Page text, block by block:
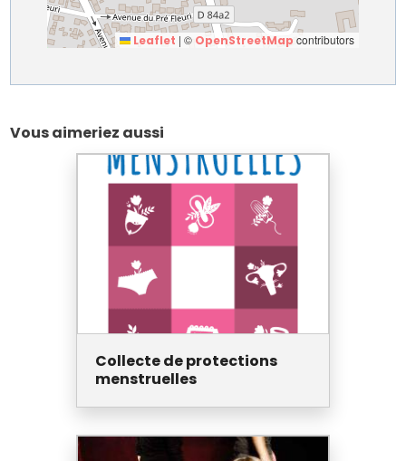
Leaflet | © OpenStreetMap contributors
Vous aimeriez aussi
Collecte de protections
menstruelles